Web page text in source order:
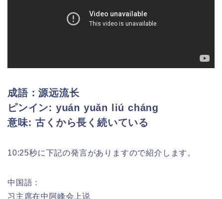
成語：源远流长
ピンイン: yuán yuǎn liú cháng
意味: 古くから長く続いている
10:25秒に下記の発言がありますので紹介します。
中国語：
习主席在中阿峰会上说